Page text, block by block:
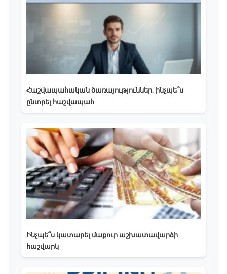
Հաշվապահական ծառայություններ, ինչպե՞ս
ընտրել հաշվապահ
Ինչպե՞ս կատարել մաքուր աշխատավարձի
հաշվարկ